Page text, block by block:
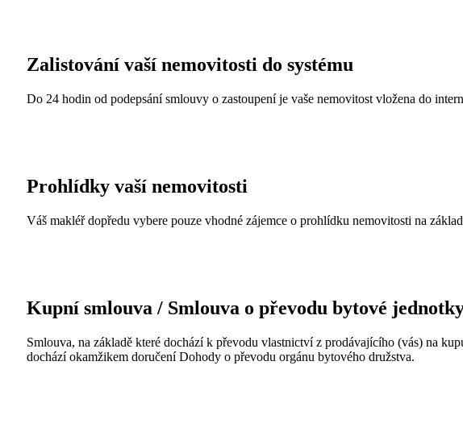
Zalistování vaší nemovitosti do systému
Do 24 hodin od podepsání smlouvy o zastoupení je vaše nemovitost vložena do
Prohlídky vaší nemovitosti
Váš makléř dopředu vybere pouze vhodné zájemce o prohlídku nemovitosti na
Kupní smlouva / Smlouva o převodu bytové
Smlouva, na základě které dochází k převodu vlastnictví z prodávajícího (vás) na
dochází okamžikem doručení Dohody o převodu orgánu bytového družstva.